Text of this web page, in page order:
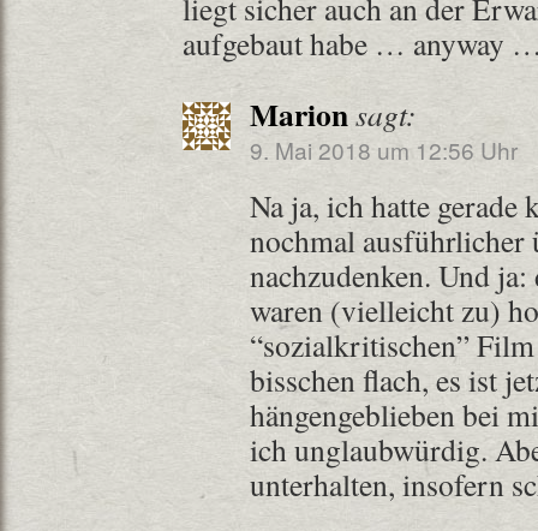
liegt sicher auch an der
aufgebaut habe … anyway
Marionsagt:
9. Mai 2018 um 12:56 Uhr
Na ja, ich hatte gerade
nochmal ausführlicher
nachzudenken. Und
waren (vielleicht zu)
“sozialkritischen”
bisschen flach, es ist
hängengeblieben bei
ich unglaubwürdig.
unterhalten, insofern